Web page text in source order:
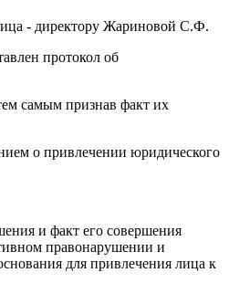
- директору Жариновой С.Ф.
протокол об
самым признав факт их
о привлечении юридического
и факт его совершения
правонарушении и
для привлечения лица к